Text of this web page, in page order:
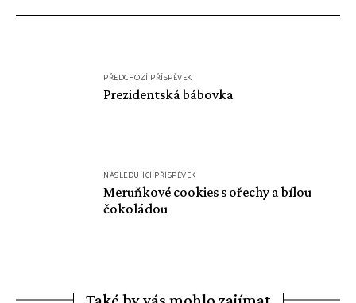
PŘEDCHOZÍ PŘÍSPĚVEK
Prezidentská bábovka
NÁSLEDUJÍCÍ PŘÍSPĚVEK
Meruňkové cookies s ořechy a bílou
čokoládou